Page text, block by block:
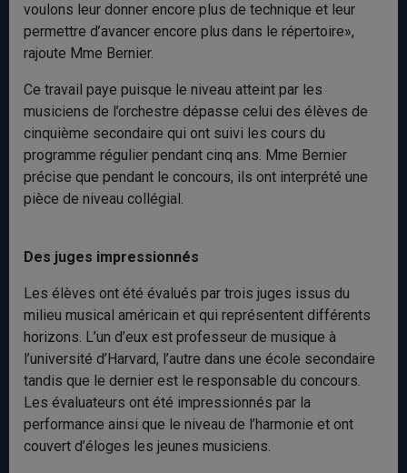
voulons leur donner encore plus de technique et leur
permettre d’avancer encore plus dans le répertoire»,
rajoute Mme Bernier.
Ce travail paye puisque le niveau atteint par les
musiciens de l’orchestre dépasse celui des élèves de
cinquième secondaire qui ont suivi les cours du
programme régulier pendant cinq ans. Mme Bernier
précise que pendant le concours, ils ont interprété une
pièce de niveau collégial.
Des juges impressionnés
Les élèves ont été évalués par trois juges issus du
milieu musical américain et qui représentent différents
horizons. L’un d’eux est professeur de musique à
l’université d’Harvard, l’autre dans une école secondaire
tandis que le dernier est le responsable du concours.
Les évaluateurs ont été impressionnés par la
performance ainsi que le niveau de l’harmonie et ont
couvert d’éloges les jeunes musiciens.